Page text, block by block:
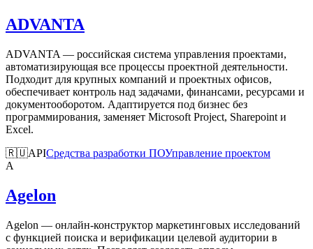
ADVANTA
ADVANTA — российская система управления проектами,
автоматизирующая все процессы проектной деятельности.
Подходит для крупных компаний и проектных офисов,
обеспечивает контроль над задачами, финансами, ресурсами и
документооборотом. Адаптируется под бизнес без
программирования, заменяет Microsoft Project, Sharepoint и
Excel.
🇷🇺APIСредства разработки ПОУправление проектом
A
Agelon
Agelon — онлайн-конструктор маркетинговых исследований
с функцией поиска и верификации целевой аудитории в